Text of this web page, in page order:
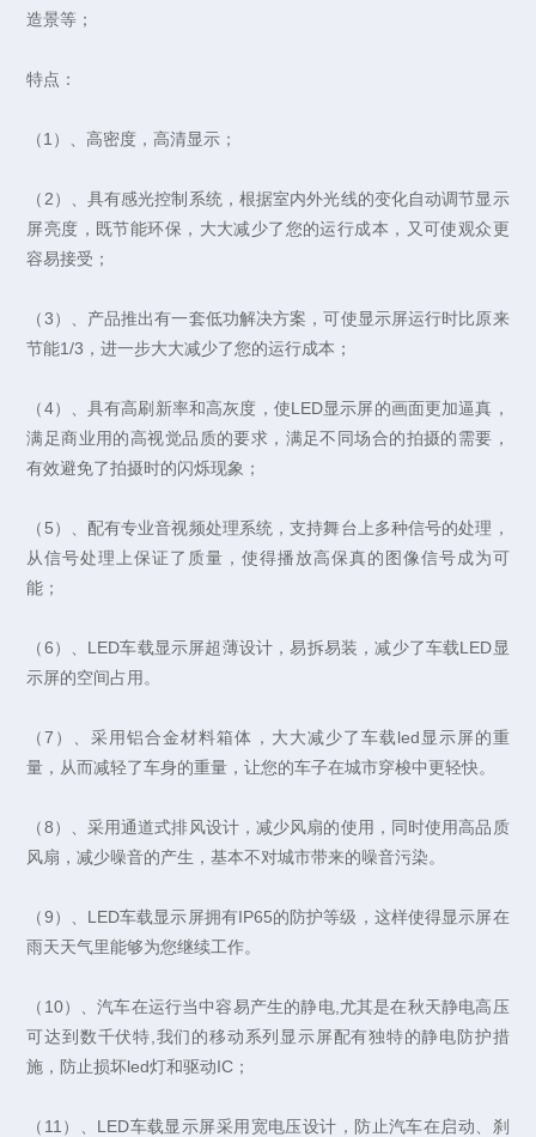
造景等；
特点：
（1）、高密度，高清显示；
（2）、具有感光控制系统，根据室内外光线的变化自动调节显示
屏亮度，既节能环保，大大减少了您的运行成本，又可使观众更
容易接受；
（3）、产品推出有一套低功解决方案，可使显示屏运行时比原来
节能1/3，进一步大大减少了您的运行成本；
（4）、具有高刷新率和高灰度，使LED显示屏的画面更加逼真，
满足商业用的高视觉品质的要求，满足不同场合的拍摄的需要，
有效避免了拍摄时的闪烁现象；
（5）、配有专业音视频处理系统，支持舞台上多种信号的处理，
从信号处理上保证了质量，使得播放高保真的图像信号成为可
能；
（6）、LED车载显示屏超薄设计，易拆易装，减少了车载LED显
示屏的空间占用。
（7）、采用铝合金材料箱体，大大减少了车载led显示屏的重
量，从而减轻了车身的重量，让您的车子在城市穿梭中更轻快。
（8）、采用通道式排风设计，减少风扇的使用，同时使用高品质
风扇，减少噪音的产生，基本不对城市带来的噪音污染。
（9）、LED车载显示屏拥有IP65的防护等级，这样使得显示屏在
雨天天气里能够为您继续工作。
（10）、汽车在运行当中容易产生的静电,尤其是在秋天静电高压
可达到数千伏特,我们的移动系列显示屏配有独特的静电防护措
施，防止损坏led灯和驱动IC；
（11）、LED车载显示屏采用宽电压设计，防止汽车在启动、刹